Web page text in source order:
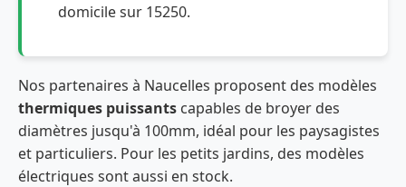
domicile sur 15250.
Nos partenaires à Naucelles proposent des modèles
thermiques puissants capables de broyer des
diamètres jusqu'à 100mm, idéal pour les paysagistes
et particuliers. Pour les petits jardins, des modèles
électriques sont aussi en stock.